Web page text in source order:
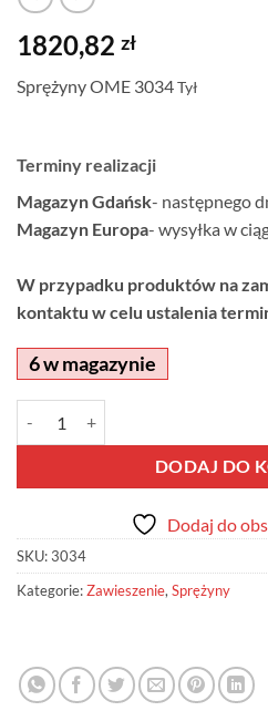
1820,82 zł
Sprężyny OME 3034Tył
Terminy realizacji
Magazyn Gdańsk- następnego
Magazyn Europa- wysyłka w
W przypadku produktów na
kontaktu w celu ustalenia
6 w magazynie
DODAJ DO
Alternative:
Dodaj do
SKU:3034
Kategorie:Zawieszenie,Sprężyny